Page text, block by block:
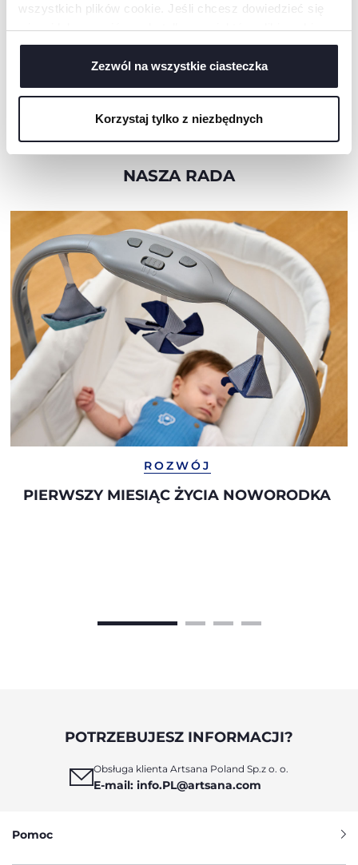
wszystkich plików cookie. Jeśli chcesz dowiedzieć się
więcej lub wyrazić zgodę tylko na niektóre pliki cookie,
kliknij „Ustawienia”. Zamykając ten baner, wyrażasz
zgodę na używanie wyłącznie technicznych plików
cookie, które są niezbędne dla żądanej usługi.
Zezwól na wszystkie ciasteczka
Korzystaj tylko z niezbędnych
PIŁKA KAMELEON I
PANDA
SENSORYCZNA CHMURKA
NASZA RADA
ROZWÓJ
PIERWSZY MIESIĄC ŻYCIA NOWORODKA
POTRZEBUJESZ INFORMACJI?
Obsługa klienta Artsana Poland Sp.z o. o.
E-mail: info.PL@artsana.com
Pomoc